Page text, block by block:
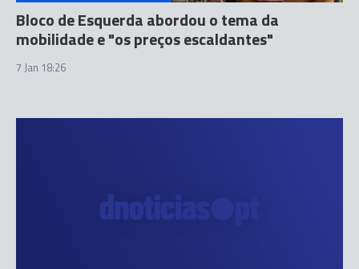
Bloco de Esquerda abordou o tema da
mobilidade e "os preços escaldantes"
7 Jan 18:26